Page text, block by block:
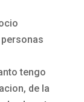
tengo
de la